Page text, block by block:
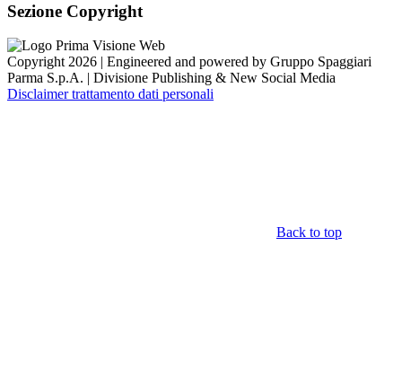
Sezione Copyright
Copyright 2026 | Engineered and powered by Gruppo Spaggiari
Parma S.p.A. | Divisione Publishing & New Social Media
Disclaimer trattamento dati personali
Back to top